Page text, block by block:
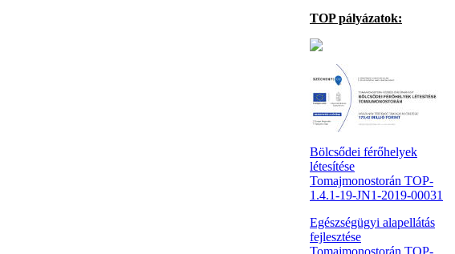
TOP pályázatok:
Bölcsődei férőhelyek
létesítése
Tomajmonostorán TOP-
1.4.1-19-JN1-2019-00031
Egészségügyi alapellátás
fejlesztése